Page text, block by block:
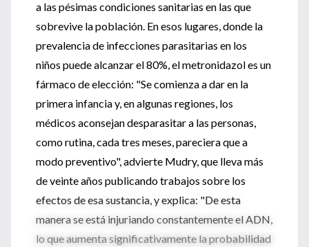
a las pésimas condiciones sanitarias en las que
sobrevive la población. En esos lugares, donde la
prevalencia de infecciones parasitarias en los
niños puede alcanzar el 80%, el metronidazol es un
fármaco de elección: "Se comienza a dar en la
primera infancia y, en algunas regiones, los
médicos aconsejan desparasitar a las personas,
como rutina, cada tres meses, pareciera que a
modo preventivo", advierte Mudry, que lleva más
de veinte años publicando trabajos sobre los
efectos de esa sustancia, y explica: "De esta
manera se está injuriando constantemente el ADN,
lo que aumenta significativamente la probabilidad